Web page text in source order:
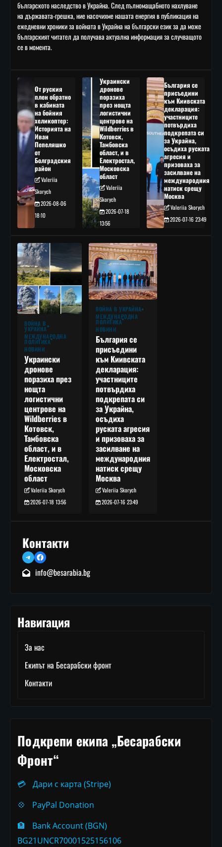
българското наследство в Украйна. След пълномащабното нахлуване
на държавата-грешка, ние насочихме нашата енергия в публикация на
ежедневни хроники за войната в Украйна на български език за да може
българският читател да получава актуална информация за случващото
се в момента.
От руския
плен обратно
в кабината
на бойния
хеликоптер:
Историята на
Иван
Пепеляшко
от
Болградския
район
Valeriia
Skorych
2026-08-06
18:10
Украински
дронове
поразиха
през нощта
логистични
центрове на
Wildberries в
Котовск,
Тамбовска
област, и в
Електростал,
Московска
област
Valeriia
Skorych
2026-07-18
13:56
България се
присъедини
към Киивската
декларация:
участниците
потвърдиха
подкрепата си
за Украйна,
осъдиха руската
агресия и
призоваха за
засилване на
международния
натиск срещу
Москва
Valeriia Skorych
2026-07-16 23:49
ВОЙНА В
УКРАЙНА
МЕЖДУНАРОДНА
ПОЛИТИКА
НОВИНИ
Украински
дронове
поразиха през
нощта
логистични
центрове на
Wildberries в
Котовск,
Тамбовска
област, и в
Електростал,
Московска
област
Valeriia Skorych
2026-07-18 13:56
ВОЙНА В УКРАЙНА
МЕЖДУНАРОДНА
ПОЛИТИКА
НОВИНИ
България се
присъедини
към Киивската
декларация:
участниците
потвърдиха
подкрепата си
за Украйна,
осъдиха
руската агресия
и призоваха за
засилване на
международния
натиск срещу
Москва
Valeriia Skorych
2026-07-16 23:49
Контакти
TelegramFacebook
info@besarabia.bg
Навигация
За нас
Екипът на Бесарабски фронт
Контакти
Подкрепи екипа „Бесарабски
Фронт“
💳
Дари с карта (Stripe)
💠
PayPal Donation
🏦
Bank Account (BGN)
BG21UNCR70001525156106